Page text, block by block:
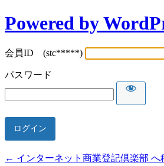
Powered by
会員ID (stc*****)
パスワード
← インターネット商業登記倶楽部 へ